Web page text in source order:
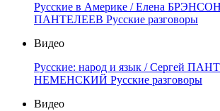
Русские в Америке / Елена
ПАНТЕЛЕЕВ Русские разговоры
Видео
Русские: народ и язык / Сергей
НЕМЕНСКИЙ Русские разговоры
Видео